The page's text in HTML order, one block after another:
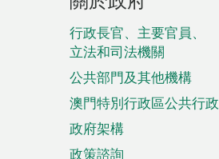
腳
菜
單
行政長官、主要官員、
立法和司法機關
公共部門及其他機構
澳門特別行政區公共行政
政府架構
政策諮詢